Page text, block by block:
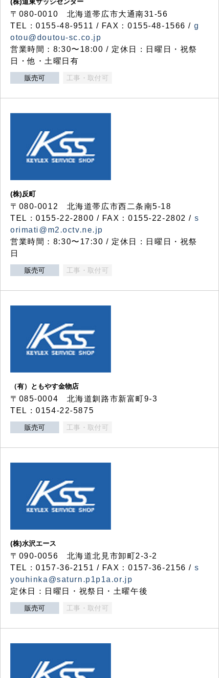
〒080-0010 北海道帯広市大通南31-56
TEL：0155-48-9511 / FAX：0155-48-1566 / g
otou@doutou-sc.co.jp
営業時間：8:30〜18:00 / 定休日：日曜日・祝祭
日・他・土曜日有
販売可 工事・取付可
(株)反町
〒080-0012 北海道帯広市西二条南5-18
TEL：0155-22-2800 / FAX：0155-22-2802 / s
orimati@m2.octv.ne.jp
営業時間：8:30〜17:30 / 定休日：日曜日・祝祭
日
販売可 工事・取付可
（有）ともやす金物店
〒085-0004 北海道釧路市新富町9-3
TEL：0154-22-5875
販売可 工事・取付可
(株)水沢エース
〒090-0056 北海道北見市卸町2-3-2
TEL：0157-36-2151 / FAX：0157-36-2156 / s
youhinka@saturn.p1p1a.or.jp
定休日：日曜日・祝祭日・土曜午後
販売可 工事・取付可